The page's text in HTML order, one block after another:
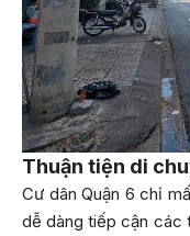
Thuận tiện di
Cư dân Quận 6 chỉ
dễ dàng tiếp cận các